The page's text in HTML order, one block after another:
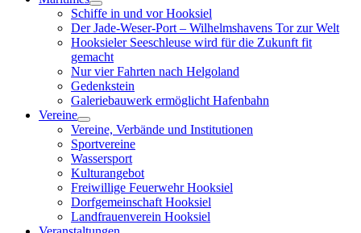
Menü
öffnen
Schiffe in und vor Hooksiel
Der Jade-Weser-Port – Wilhelmshavens Tor zur Welt
Hooksieler Seeschleuse wird für die Zukunft fit
gemacht
Nur vier Fahrten nach Helgoland
Gedenkstein
Galeriebauwerk ermöglicht Hafenbahn
Vereine
Menü
öffnen
Vereine, Verbände und Institutionen
Sportvereine
Wassersport
Kulturangebot
Freiwillige Feuerwehr Hooksiel
Dorfgemeinschaft Hooksiel
Landfrauenverein Hooksiel